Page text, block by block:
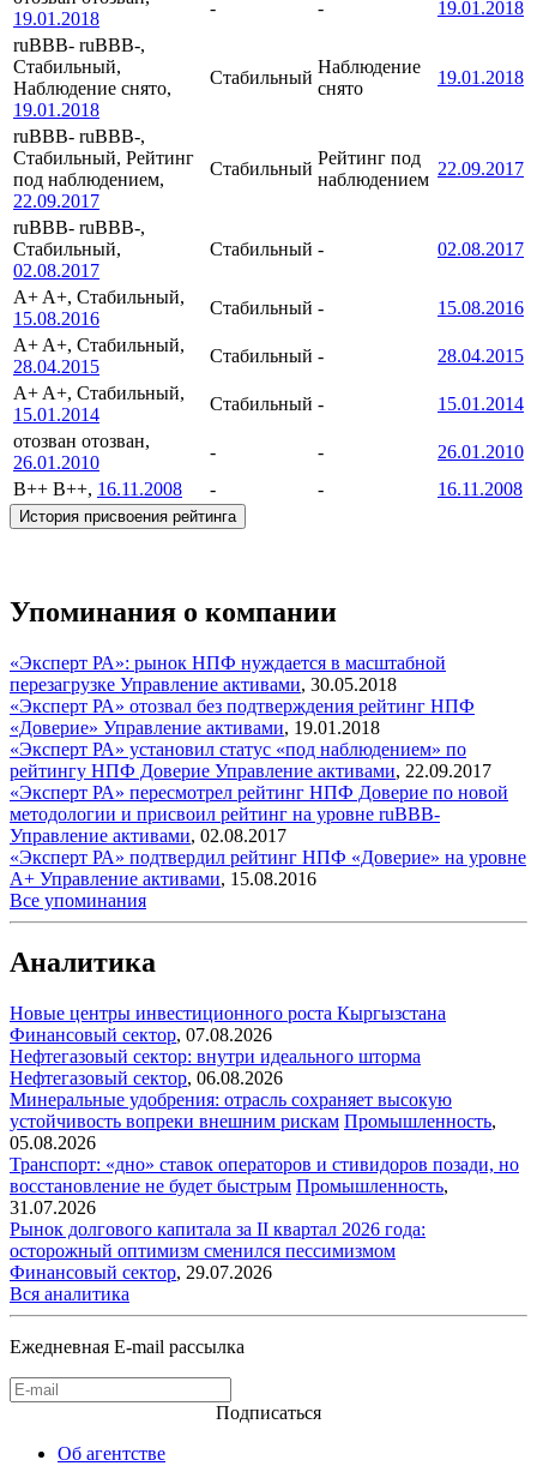
19.01.2018
- -
19.01.2018
ruBBB- ruBBB-,
Стабильный,
Наблюдение снято,
19.01.2018
Стабильный
Наблюдение
снято
19.01.2018
ruBBB- ruBBB-,
Стабильный, Рейтинг
под наблюдением,
22.09.2017
Стабильный
Рейтинг под
наблюдением
22.09.2017
ruBBB- ruBBB-,
Стабильный,
02.08.2017
Стабильный - 02.08.2017
A+ A+, Стабильный,
15.08.2016
Стабильный -
15.08.2016
A+ A+, Стабильный,
28.04.2015
Стабильный -
28.04.2015
A+ A+, Стабильный,
15.01.2014
Стабильный -
15.01.2014
отозван отозван,
26.01.2010
- -
26.01.2010
B++ B++, 16.11.2008 - - 16.11.2008
История присвоения рейтинга
Упоминания о компании
«Эксперт РА»: рынок НПФ нуждается в масштабной
перезагрузке Управление активами, 30.05.2018
«Эксперт РА» отозвал без подтверждения рейтинг НПФ
«Доверие» Управление активами, 19.01.2018
«Эксперт РА» установил статус «под наблюдением» по
рейтингу НПФ Доверие Управление активами, 22.09.2017
«Эксперт РА» пересмотрел рейтинг НПФ Доверие по новой
методологии и присвоил рейтинг на уровне ruВВВ-
Управление активами, 02.08.2017
«Эксперт РА» подтвердил рейтинг НПФ «Доверие» на уровне
А+ Управление активами, 15.08.2016
Все упоминания
Аналитика
Новые центры инвестиционного роста Кыргызстана
Финансовый сектор, 07.08.2026
Нефтегазовый сектор: внутри идеального шторма
Нефтегазовый сектор, 06.08.2026
Минеральные удобрения: отрасль сохраняет высокую
устойчивость вопреки внешним рискам Промышленность,
05.08.2026
Транспорт: «дно» ставок операторов и стивидоров позади, но
восстановление не будет быстрым Промышленность,
31.07.2026
Рынок долгового капитала за II квартал 2026 года:
осторожный оптимизм сменился пессимизмом
Финансовый сектор, 29.07.2026
Вся аналитика
Ежедневная E-mail рассылка
Подписаться
Об агентстве